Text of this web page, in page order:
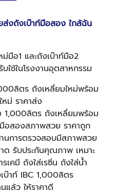
ส่งถังเบ๊าท์มือสอง ใกล้ฉัน
มือ1 และถังเบ๊าท์มือ2
ใช้ในโรงงานอุตสาหกรรม
ลิตร ถังเหลี่ยมใหม่พร้อม
ม่ ราคาส่ง
1,000ลิตร ถังเหลี่ยมพร้อม
อสองสภาพสวย ราคาถูก
นการตรวจสอบมีสภาพสวย
ด รับประกันคุณภาพ เหมาะ
เคมี ถังใส่เรซิ่น ถังใส่น้ำ
บ๊าท์ IBC 1,000ลิตร
แล้ว ให้ราคาดี